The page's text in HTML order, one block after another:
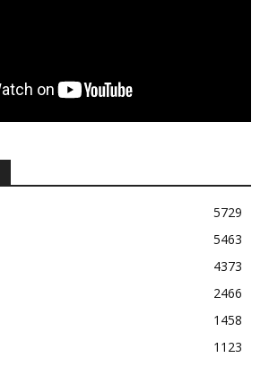
5729
5463
4373
2466
1458
1123